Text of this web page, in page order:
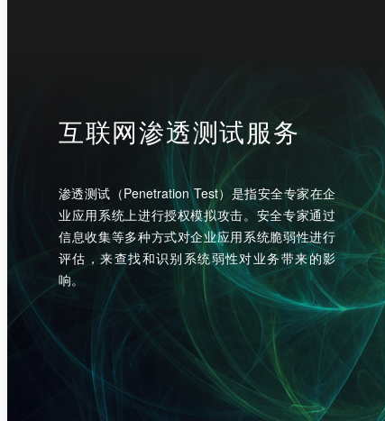
互联网渗透测试服务
渗透测试（Penetration Test）是指安全专家在企
业应用系统上进行授权模拟攻击。安全专家通过
信息收集等多种方式对企业应用系统脆弱性进行
评估，来查找和识别系统弱性对业务带来的影
响。